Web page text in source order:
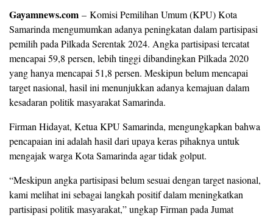
Gayamnews.com – Komisi Pemilihan Umum (KPU) Kota
Samarinda mengumumkan adanya peningkatan dalam partisipasi
pemilih pada Pilkada Serentak 2024. Angka partisipasi tercatat
mencapai 59,8 persen, lebih tinggi dibandingkan Pilkada 2020
yang hanya mencapai 51,8 persen. Meskipun belum mencapai
target nasional, hasil ini menunjukkan adanya kemajuan dalam
kesadaran politik masyarakat Samarinda.
Firman Hidayat, Ketua KPU Samarinda, mengungkapkan bahwa
pencapaian ini adalah hasil dari upaya keras pihaknya untuk
mengajak warga Kota Samarinda agar tidak golput.
“Meskipun angka partisipasi belum sesuai dengan target nasional,
kami melihat ini sebagai langkah positif dalam meningkatkan
partisipasi politik masyarakat,” ungkap Firman pada Jumat